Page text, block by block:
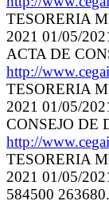
TESORERIA
2021 01/05/
ACTA DE
http://
TESORERIA
2021 01/05/
CONSEJO DE
http://
TESORERIA
2021 01/05/
584500